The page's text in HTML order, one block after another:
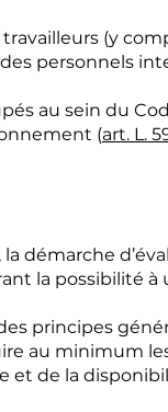
(y
personnels
au sein du
(art. L.
démarche
la possibilité à
principes
au minimum
et de la